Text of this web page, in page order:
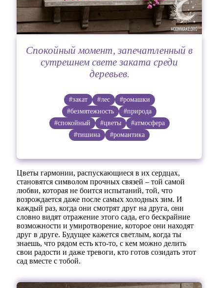
Спокойный момент, запечатленный в
сутрешнем свете заката среди
деревьев.
#закат #лес
#ромашки
#безмятежность
#природа
#спокойный
#цветы
#атмосфера
#тишина
#романтика
Цветы гармонии, распускающиеся в их сердцах,
становятся символом прочных связей – той самой
любви, которая не боится испытаний, той, что
возрождается даже после самых холодных зим. И
каждый раз, когда они смотрят друг на друга, они
словно видят отражение этого сада, его бескрайние
возможности и умиротворение, которое они находят
друг в друге. Будущее кажется светлым, когда ты
знаешь, что рядом есть кто-то, с кем можно делить
свои радости и даже тревоги, кто готов созидать этот
сад вместе с тобой.